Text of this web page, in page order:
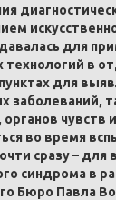
для
в
для
заболеваний,
органов чувств
во время
сразу – для
синдрома в
Бюро Павла